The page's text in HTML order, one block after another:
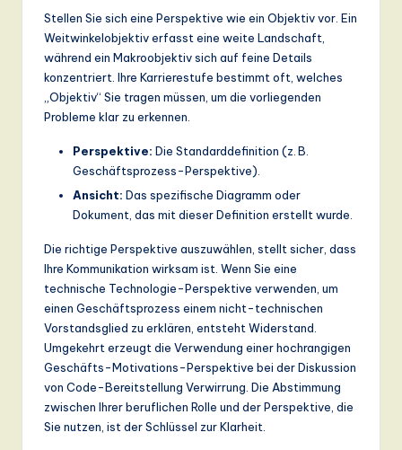
o
ti
Stellen Sie sich eine Perspektive wie ein Objektiv vor. Ein
Weitwinkelobjektiv erfasst eine weite Landschaft,
während ein Makroobjektiv sich auf feine Details
konzentriert. Ihre Karrierestufe bestimmt oft, welches
„Objektiv“ Sie tragen müssen, um die vorliegenden
Probleme klar zu erkennen.
Perspektive: Die Standarddefinition (z. B.
Geschäftsprozess-Perspektive).
Ansicht: Das spezifische Diagramm oder
Dokument, das mit dieser Definition erstellt wurde.
Die richtige Perspektive auszuwählen, stellt sicher, dass
Ihre Kommunikation wirksam ist. Wenn Sie eine
technische Technologie-Perspektive verwenden, um
einen Geschäftsprozess einem nicht-technischen
Vorstandsglied zu erklären, entsteht Widerstand.
Umgekehrt erzeugt die Verwendung einer hochrangigen
Geschäfts-Motivations-Perspektive bei der Diskussion
von Code-Bereitstellung Verwirrung. Die Abstimmung
zwischen Ihrer beruflichen Rolle und der Perspektive, die
Sie nutzen, ist der Schlüssel zur Klarheit.